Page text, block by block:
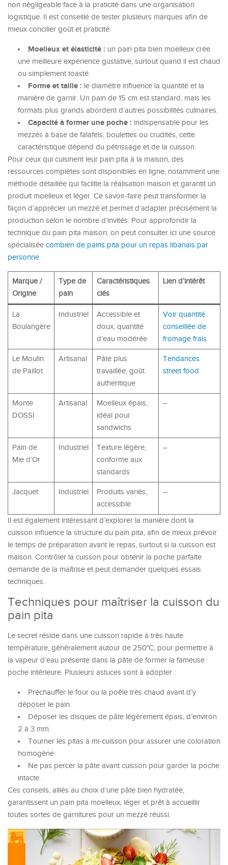
non négligeable face à la praticité dans une organisation
logistique. Il est conseillé de tester plusieurs marques afin de
mieux concilier goût et praticité.
Moelleux et élasticité : un pain pita bien moelleux crée
une meilleure expérience gustative, surtout quand il est chaud
ou simplement toasté.
Forme et taille : le diamètre influence la quantité et la
manière de garnir. Un pain de 15 cm est standard, mais les
formats plus grands abordent d’autres possibilités culinaires.
Capacité à former une poche : indispensable pour les
mezzés à base de falafels, boulettes ou crudités, cette
caractéristique dépend du pétrissage et de la cuisson.
Pour ceux qui cuisinent leur pain pita à la maison, des
ressources complètes sont disponibles en ligne, notamment une
méthode détaillée qui facilite la réalisation maison et garantit un
produit moelleux et léger. Ce savoir-faire peut transformer la
façon d’apprécier un mezzé et permet d’adapter précisément la
production selon le nombre d’invités. Pour approfondir la
technique du pain pita maison, on peut consulter ici une source
spécialisée combien de pains pita pour un repas libanais par
personne.
Marque /
Origine
Type de
pain
Caractéristiques
clés
Lien d’intérêt
La
Boulangère
Industriel
Accessible et
doux, quantité
d’eau modérée
Voir quantité
conseillée de
fromage frais
Le Moulin
de Paillot
Artisanal
Pâte plus
travaillée, goût
authentique
Tendances
street food
Monte
DOSSI
Artisanal
Moelleux épais,
idéal pour
sandwichs
–
Pain de
Mie d’Or
Industriel
Texture légère,
conforme aux
standards
–
Jacquet Industriel
Produits variés,
accessible
–
Il est également intéressant d’explorer la manière dont la
cuisson influence la structure du pain pita, afin de mieux prévoir
le temps de préparation avant le repas, surtout si la cuisson est
maison. Contrôler la cuisson pour obtenir la poche parfaite
demande de la maîtrise et peut demander quelques essais
techniques.
Techniques pour maîtriser la cuisson du
pain pita
Le secret réside dans une cuisson rapide à très haute
température, généralement autour de 250°C, pour permettre à
la vapeur d’eau présente dans la pâte de former la fameuse
poche intérieure. Plusieurs astuces sont à adopter :
Préchauffer le four ou la poêle très chaud avant d’y
déposer le pain.
Déposer les disques de pâte légèrement épais, d’environ
2 à 3 mm.
Tourner les pitas à mi-cuisson pour assurer une coloration
homogène.
Ne pas percer la pâte avant cuisson pour garder la poche
intacte.
Ces conseils, alliés au choix d’une pâte bien hydratée,
garantissent un pain pita moelleux, léger et prêt à accueillir
toutes sortes de garnitures pour un mezzé réussi.